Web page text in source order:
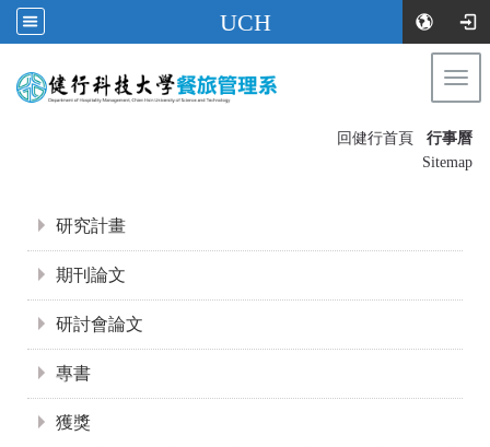
UCH
回健行首頁
行事曆
Sitemap
研究計畫
期刊論文
研討會論文
專書
獲獎